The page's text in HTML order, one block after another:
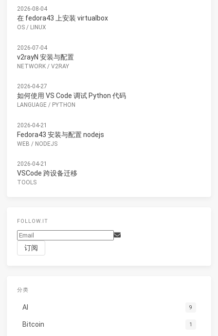
2026-08-04
在 fedora43 上安装 virtualbox
OS / LINUX
2026-07-04
v2rayN 安装与配置
NETWORK / V2RAY
2026-04-27
如何使用 VS Code 调试 Python 代码
LANGUAGE / PYTHON
2026-04-21
Fedora43 安装与配置 nodejs
WEB / NODEJS
2026-04-21
VSCode 跨设备迁移
TOOLS
FOLLOW.IT
分类
AI 9
Bitcoin 1